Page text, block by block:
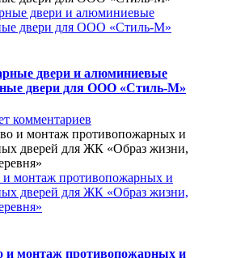
двери и алюминиевые
двери для ООО «Стиль-М»
двери и алюминиевые
двери для ООО «Стиль-М»
комментариев
и монтаж противопожарных и
дверей для ЖК «Образ жизни,
и монтаж противопожарных и